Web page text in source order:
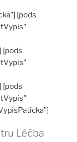
[pods
[pods
[pods
Léčba